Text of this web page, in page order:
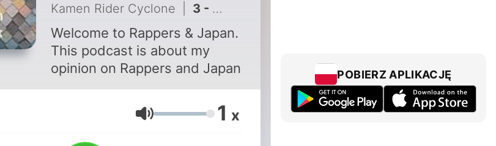
Kamen Rider Cyclone 3 - Eminem Part 1
Welcome to Rappers & Japan.
This podcast is about my
opinion on Rappers and Japan
Głośność 1 x
POBIERZ APLIKACJĘ